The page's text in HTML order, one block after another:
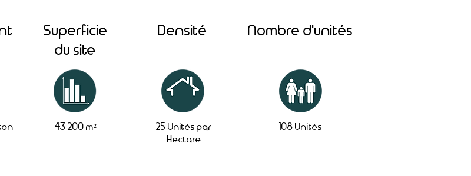
Superficie
du site
43 200 m²
Densité
25 Unités par
Hectare
Nombre d'unités
108 Unités